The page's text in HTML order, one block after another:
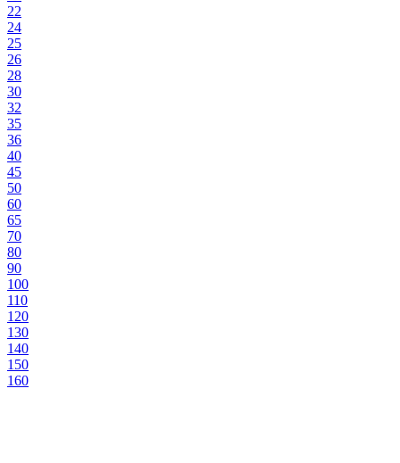
22
24
25
26
28
30
32
35
36
40
45
50
60
65
70
80
90
100
110
120
130
140
150
160